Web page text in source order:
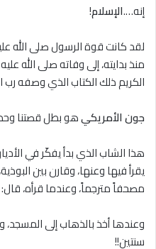
إنه….الإسلام!
لقد كانت قوة الرسول صلى الله
منذ بدايته، إلى وفاته صلى الله
الكريم ذلك الكتاب الذي وصفه رب
جون الأمريكيهو بطل قصتنا
يقرأ فيها وعنها، وقارن بين
مصحفاً مترجماً، وعندما قرأه،
وعندها أخذ بالذهاب إلى
سنتين!!